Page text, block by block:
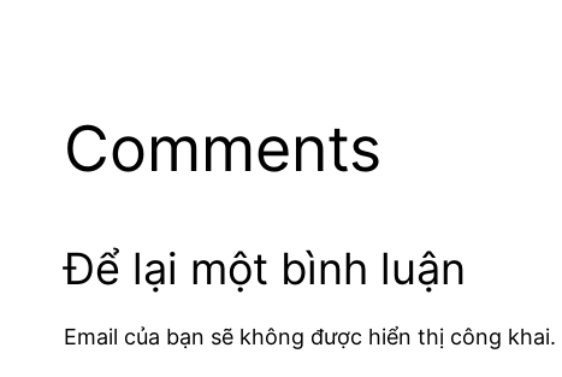
Comments
Để lại một bình luận
Email của bạn sẽ không được hiển thị công khai.